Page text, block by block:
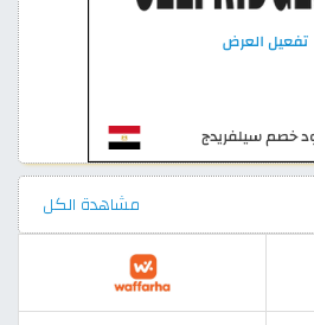
مشاهدة الكل